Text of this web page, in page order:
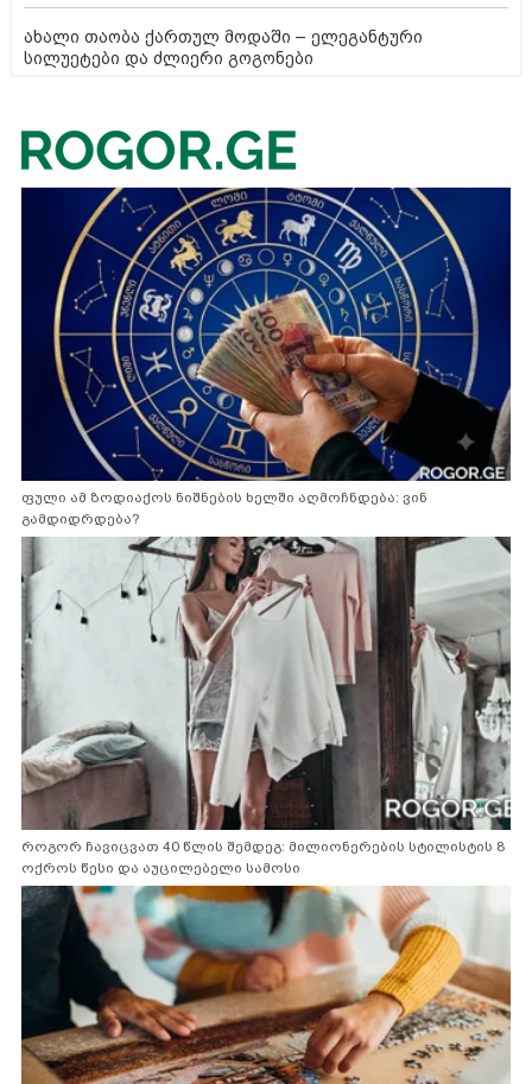
ახალი თაობა ქართულ მოდაში – ელეგანტური
სილუეტები და ძლიერი გოგონები
ფული ამ ზოდიაქოს ნიშნების ხელში აღმოჩნდება: ვინ
გამდიდრდება?
როგორ ჩავიცვათ 40 წლის შემდეგ: მილიონერების სტილისტის 8
ოქროს წესი და აუცილებელი სამოსი